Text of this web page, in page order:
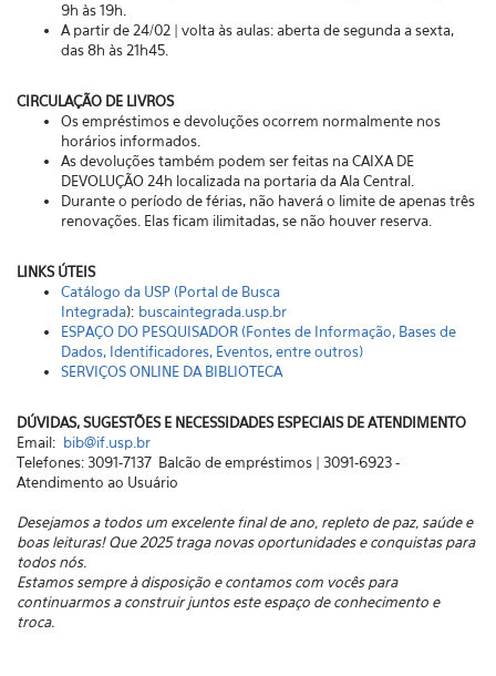
9h às 19h.
A partir de 24/02 | volta às aulas: aberta de segunda a sexta,
das 8h às 21h45.
CIRCULAÇÃO DE LIVROS
Os empréstimos e devoluções ocorrem normalmente nos
horários informados.
As devoluções também podem ser feitas na CAIXA DE
DEVOLUÇÃO 24h localizada na portaria da Ala Central.
Durante o período de férias, não haverá o limite de apenas três
renovações. Elas ficam ilimitadas, se não houver reserva.
LINKS ÚTEIS
Catálogo da USP (Portal de Busca
Integrada): buscaintegrada.usp.br
ESPAÇO DO PESQUISADOR (Fontes de Informação, Bases de
Dados, Identificadores, Eventos, entre outros)
SERVIÇOS ONLINE DA BIBLIOTECA
DÚVIDAS, SUGESTÕES E NECESSIDADES ESPECIAIS DE ATENDIMENTO
Email: bib@if.usp.br
Telefones: 3091-7137  Balcão de empréstimos | 3091-6923 -
Atendimento ao Usuário
Desejamos a todos um excelente final de ano, repleto de paz, saúde e
boas leituras! Que 2025 traga novas oportunidades e conquistas para
todos nós.
Estamos sempre à disposição e contamos com vocês para
continuarmos a construir juntos este espaço de conhecimento e
troca.